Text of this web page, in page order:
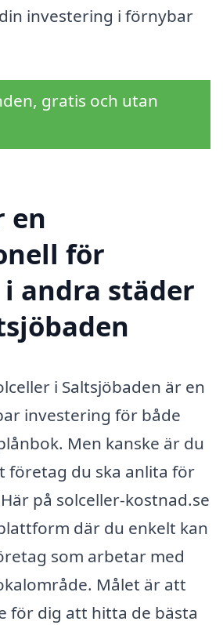
investering i förnybar
gratis och utan
en
för
andra städer
i Saltsjöbaden är en
investering för både
Men kanske är du
företag du ska anlita för
på solceller-kostnad.se
där du enkelt kan
som arbetar med
Målet är att
för dig att hitta de bästa